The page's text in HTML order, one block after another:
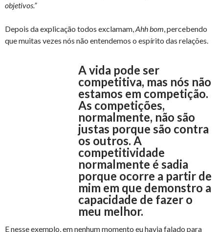
objetivos.”
Depois da explicação todos exclamam,Ahh bom, percebendo
que muitas vezes nós não entendemos o espírito das relações.
A vida pode ser
competitiva, mas nós não
estamos em competição.
As competições,
normalmente, não são
justas porque são contra
os outros. A
competitividade
normalmente é sadia
porque ocorre a partir de
mim em que demonstro a
capacidade de fazer o
meu melhor.
E nesse exemplo, em nenhum momento eu havia falado para